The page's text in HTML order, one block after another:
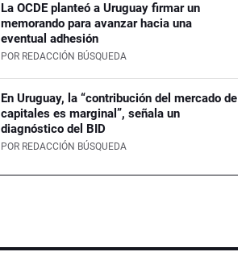
La OCDE planteó a Uruguay firmar un
memorando para avanzar hacia una
eventual adhesión
POR REDACCIÓN BÚSQUEDA
En Uruguay, la “contribución del mercado de
capitales es marginal”, señala un
diagnóstico del BID
POR REDACCIÓN BÚSQUEDA